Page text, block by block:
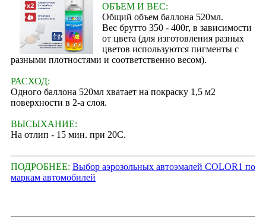
ОБЪЕМ И ВЕС:
Общий объем баллона 520мл.
Вес брутто 350 - 400г, в зависимости
от цвета (для изготовления разных
цветов используются пигменты с
разными плотностями и соответственно весом).
РАСХОД:
Одного баллона 520мл хватает на покраску 1,5 м2
поверхности в 2-а слоя.
ВЫСЫХАНИЕ:
На отлип - 15 мин. при 20С.
ПОДРОБНЕЕ: Выбор аэрозольных автоэмалей COLOR1 по
маркам автомобилей